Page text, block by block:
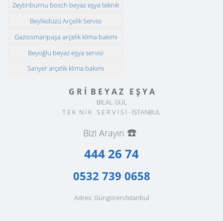
Zeytinburnu bosch beyaz eşya teknik
Beylikdüzü Arçelik Servisi
Gaziosmanpaşa arçelik klima bakımı
Beyoğlu beyaz eşya servisi
Sarıyer arçelik klima bakımı
G R İ B E Y A Z E Ş Y A
BİLAL GÜL
T E K N İ K S E R V İ S İ - İSTANBUL
Bizi Arayın ☎️
444 26 74
0532 739 0658
Adres: Güngören/İstanbul